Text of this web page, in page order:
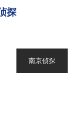
探
南京侦探